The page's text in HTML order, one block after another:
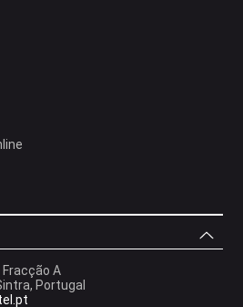
Fracção A
Portugal